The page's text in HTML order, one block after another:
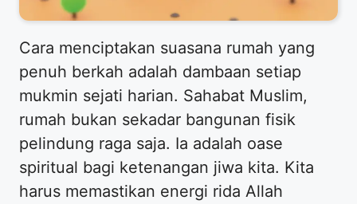
Cara menciptakan suasana rumah yang
penuh berkah adalah dambaan setiap
mukmin sejati harian. Sahabat Muslim,
rumah bukan sekadar bangunan fisik
pelindung raga saja. Ia adalah oase
spiritual bagi ketenangan jiwa kita. Kita
harus memastikan energi rida Allah